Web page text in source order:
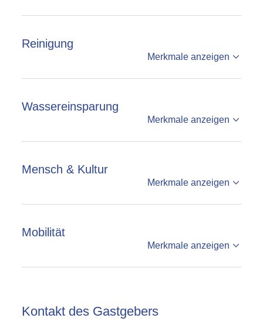
Reinigung
Merkmale anzeigen
Wassereinsparung
Merkmale anzeigen
Mensch & Kultur
Merkmale anzeigen
Mobilität
Merkmale anzeigen
Kontakt des Gastgebers